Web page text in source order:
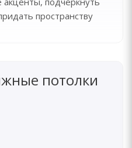
пространству
потолки